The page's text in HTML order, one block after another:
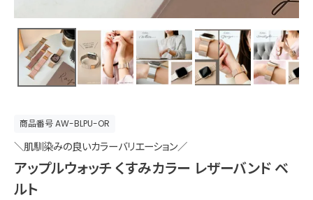
商品番号AW-BLPU-OR
＼肌馴染みの良いカラーバリエーション／
アップルウォッチ くすみカラー レザーバンド ベ
ルト